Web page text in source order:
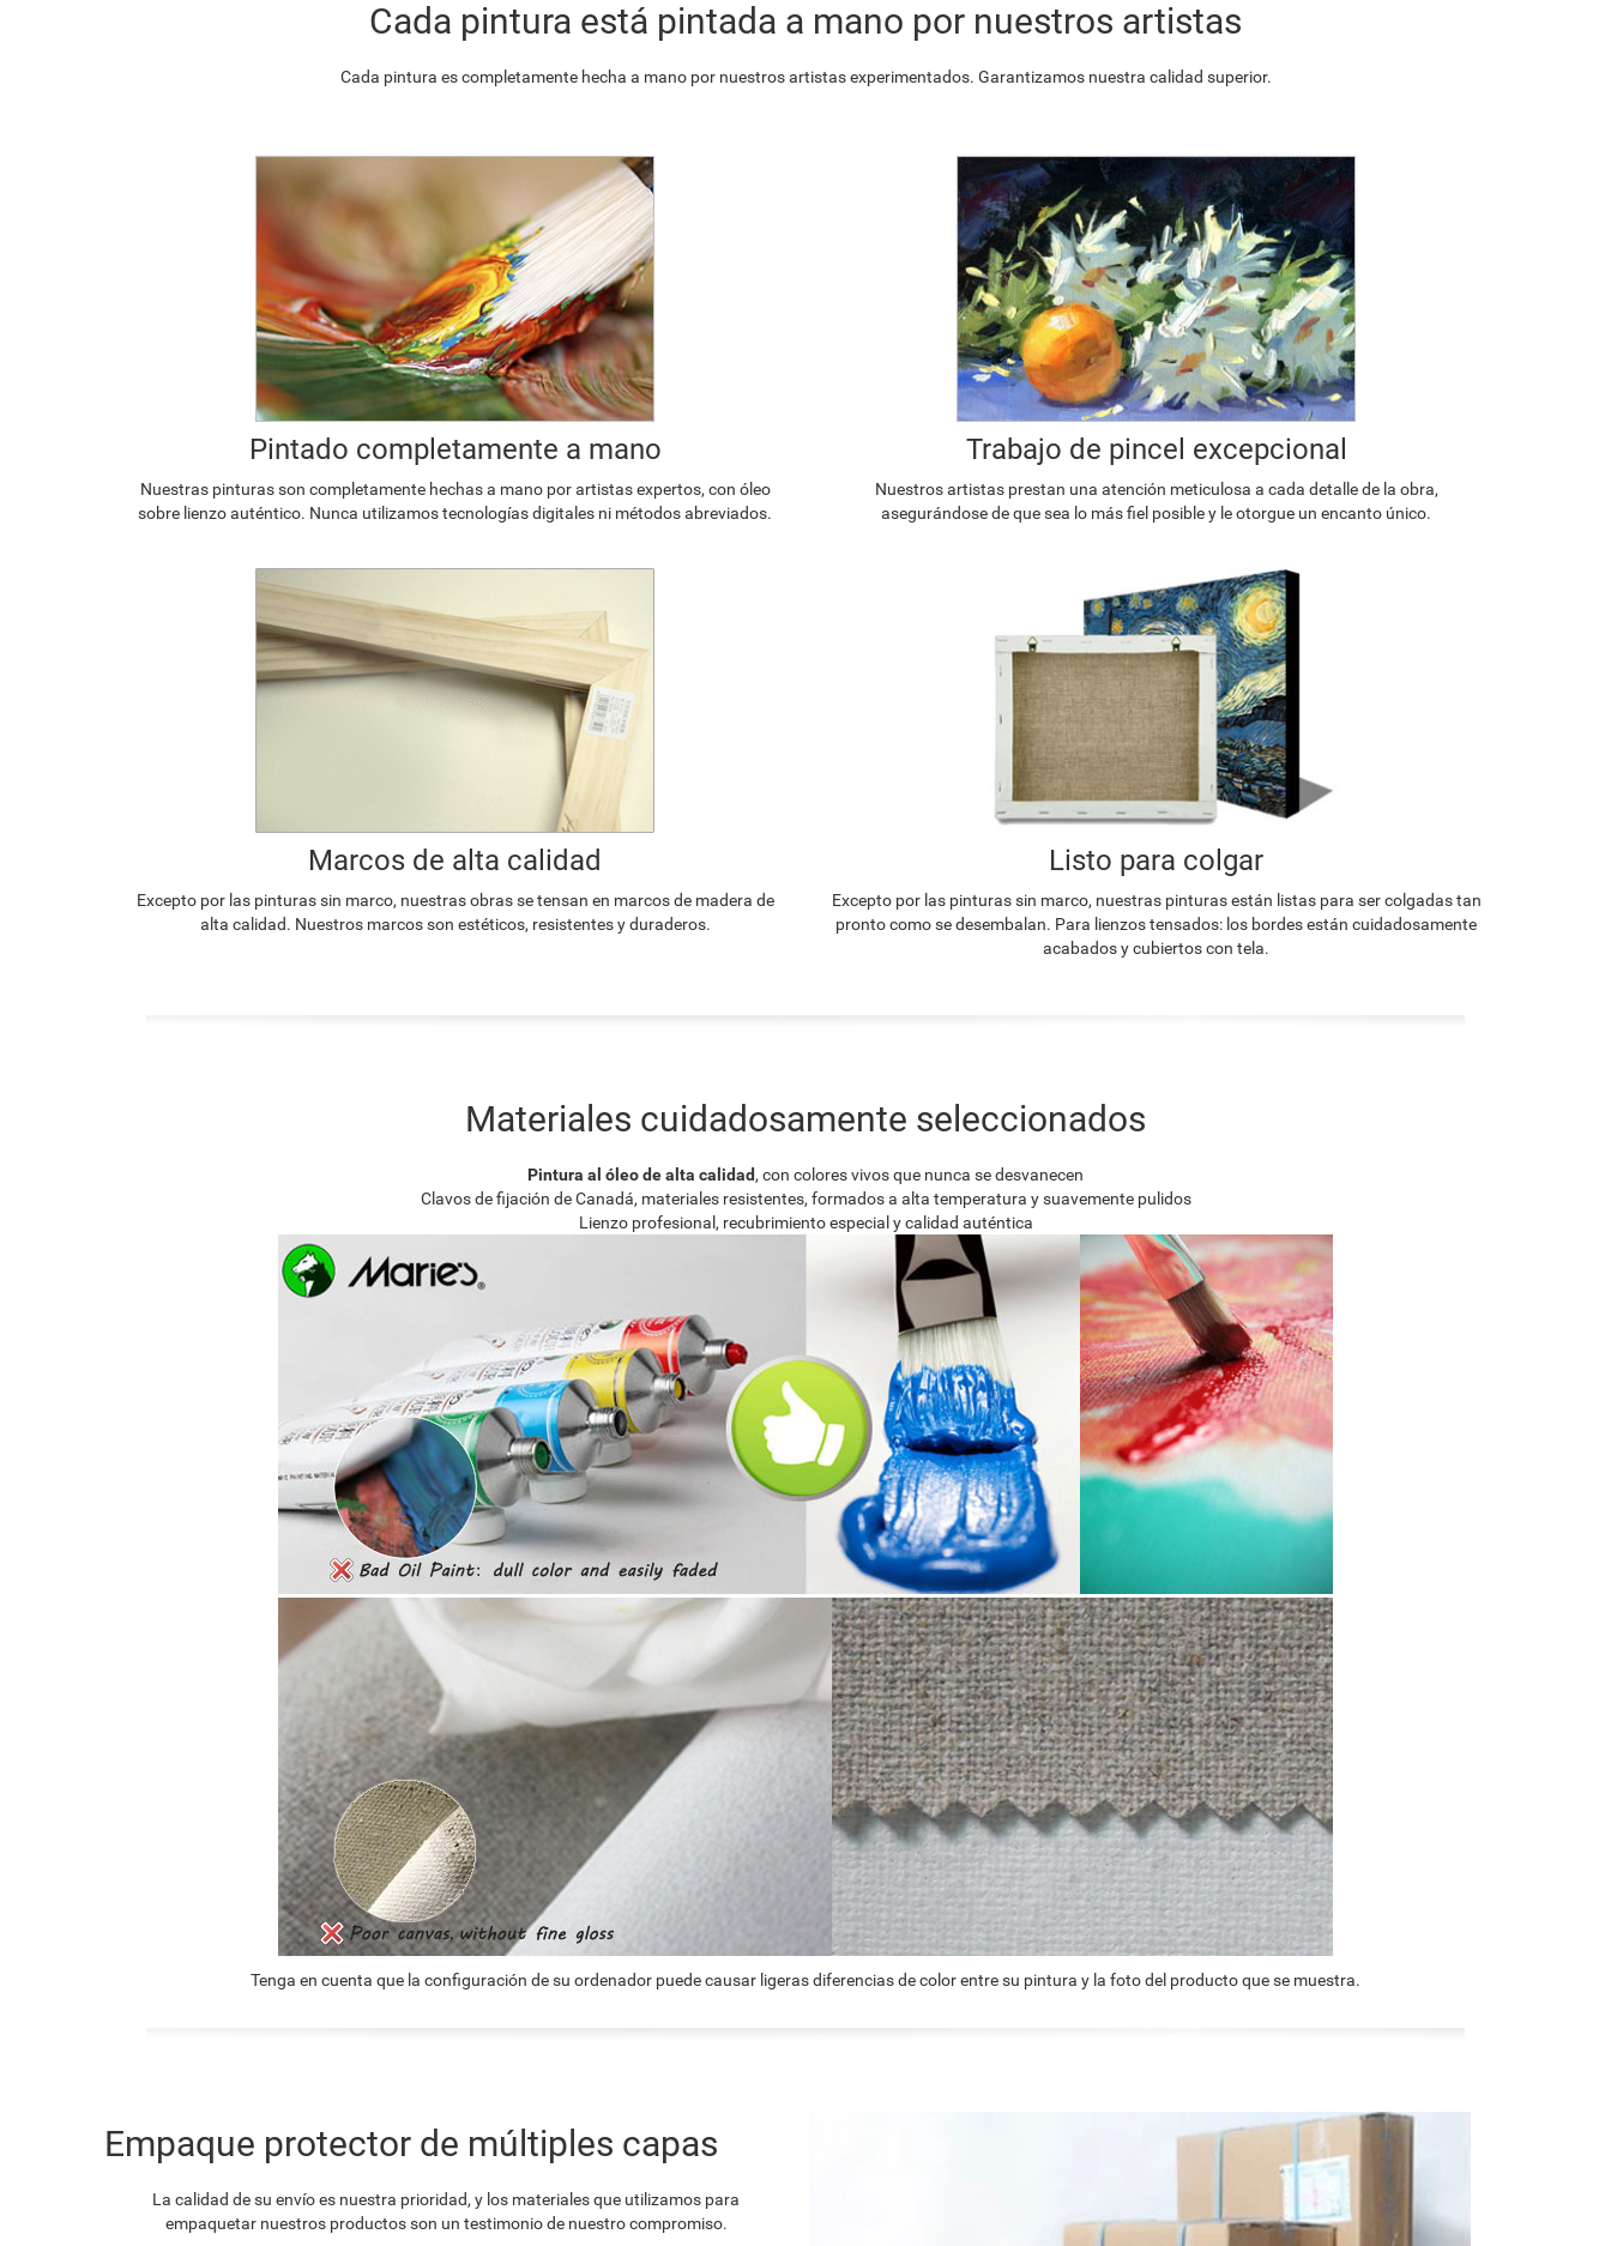
Cada pintura está pintada a mano por nuestros artistas
Cada pintura es completamente hecha a mano por nuestros artistas experimentados. Garantizamos nuestra calidad superior.
Pintado completamente a mano
Nuestras pinturas son completamente hechas a mano por artistas expertos, con óleo
sobre lienzo auténtico. Nunca utilizamos tecnologías digitales ni métodos abreviados.
Trabajo de pincel excepcional
Nuestros artistas prestan una atención meticulosa a cada detalle de la obra,
asegurándose de que sea lo más fiel posible y le otorgue un encanto único.
Marcos de alta calidad
Excepto por las pinturas sin marco, nuestras obras se tensan en marcos de madera de
alta calidad. Nuestros marcos son estéticos, resistentes y duraderos.
Listo para colgar
Excepto por las pinturas sin marco, nuestras pinturas están listas para ser colgadas tan
pronto como se desembalan. Para lienzos tensados: los bordes están cuidadosamente
acabados y cubiertos con tela.
Materiales cuidadosamente seleccionados
Pintura al óleo de alta calidad, con colores vivos que nunca se desvanecen
Clavos de fijación de Canadá, materiales resistentes, formados a alta temperatura y suavemente pulidos
Lienzo profesional, recubrimiento especial y calidad auténtica
Tenga en cuenta que la configuración de su ordenador puede causar ligeras diferencias de color entre su pintura y la foto del producto que se muestra.
Empaque protector de múltiples capas
La calidad de su envío es nuestra prioridad, y los materiales que utilizamos para
empaquetar nuestros productos son un testimonio de nuestro compromiso.